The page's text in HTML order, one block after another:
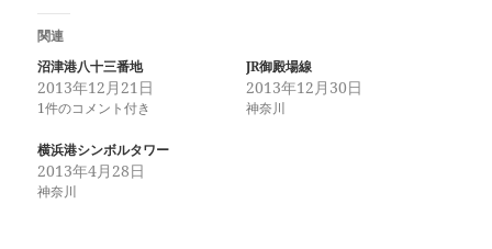
関連
沼津港八十三番地
2013年12月21日
1件のコメント付き
JR御殿場線
2013年12月30日
神奈川
横浜港シンボルタワー
2013年4月28日
神奈川